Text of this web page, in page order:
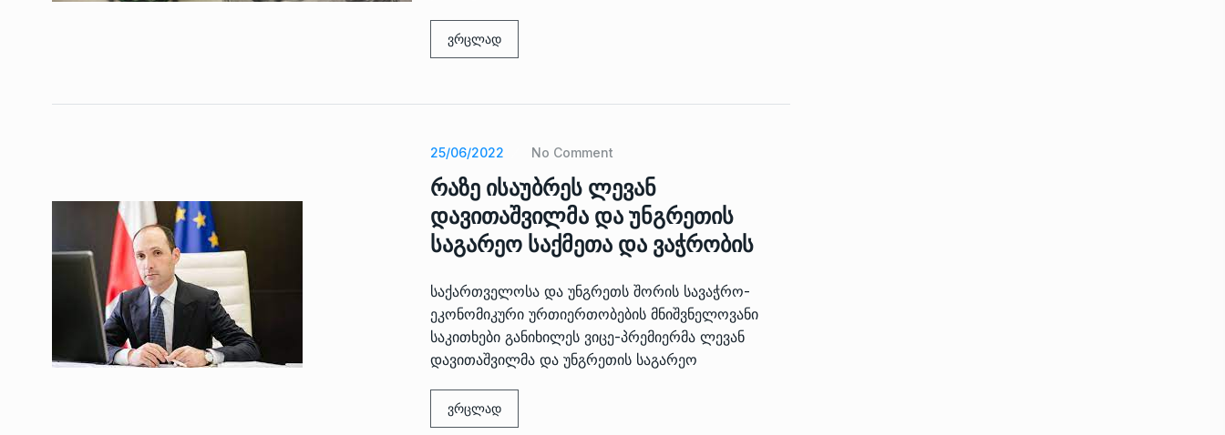
ვრცლად
25/06/2022 No Comment
რაზე ისაუბრეს ლევან
დავითაშვილმა და უნგრეთის
საგარეო საქმეთა და ვაჭრობის
საქართველოსა და უნგრეთს შორის სავაჭრო-
ეკონომიკური ურთიერთობების მნიშვნელოვანი
საკითხები განიხილეს ვიცე-პრემიერმა ლევან
დავითაშვილმა და უნგრეთის საგარეო
ვრცლად